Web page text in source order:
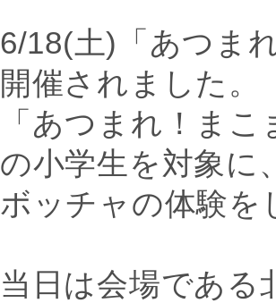
6/18(土)「あつま
開催されました。
「あつまれ！ま
の小学生を対象に
ボッチャの体験を
当日は会場である